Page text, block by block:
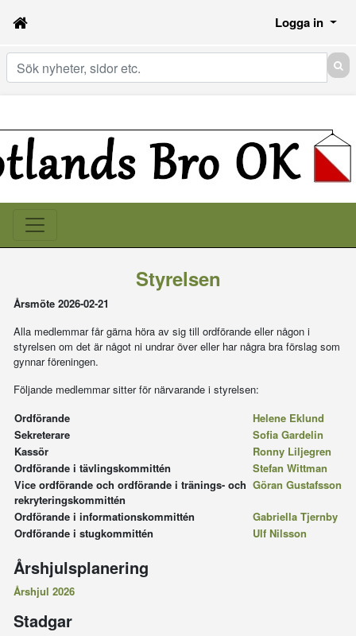
Logga in
Sök
Styrelsen
Årsmöte 2026-02-21
Alla medlemmar får gärna höra av sig till ordförande eller någon i
styrelsen om det är något ni undrar över eller har några bra förslag som
gynnar föreningen.
Följande medlemmar sitter för närvarande i styrelsen:
Ordförande
Helene Eklund
Sekreterare
Sofia Gardelin
Kassör
Ronny Liljegren
Ordförande i tävlingskommittén
Stefan Wittman
Vice ordförande och ordförande i tränings- och
rekryteringskommittén
Göran Gustafsson
Ordförande i informationskommittén
Gabriella Tjernby
Ordförande i stugkommittén
Ulf Nilsson
Årshjulsplanering
Årshjul 2026
Stadgar